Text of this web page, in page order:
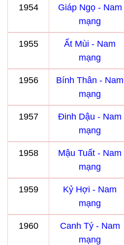
1954
Giáp Ngọ - Nam
mạng
1955
Ất Mùi - Nam
mạng
1956
Bính Thân - Nam
mạng
1957
Đinh Dậu - Nam
mạng
1958
Mậu Tuất - Nam
mạng
1959
Kỷ Hợi - Nam
mạng
1960
Canh Tý - Nam
mạng